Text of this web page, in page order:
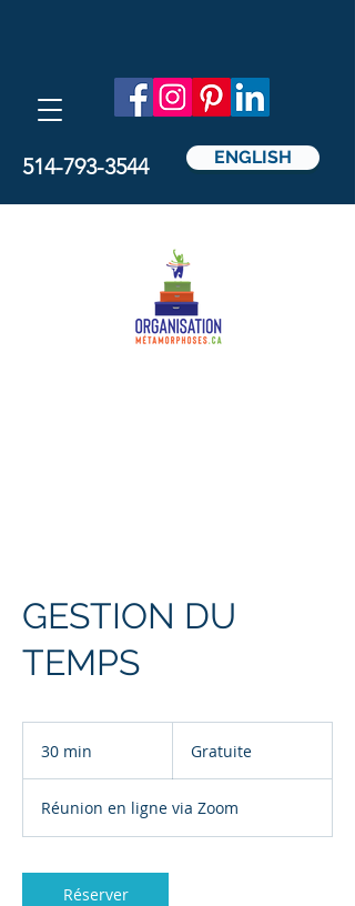
514-793-3544 ENGLISH
GESTION DU
TEMPS
30 min
i
n
Gratuite
Réunion en ligne via Zoom
Réserver